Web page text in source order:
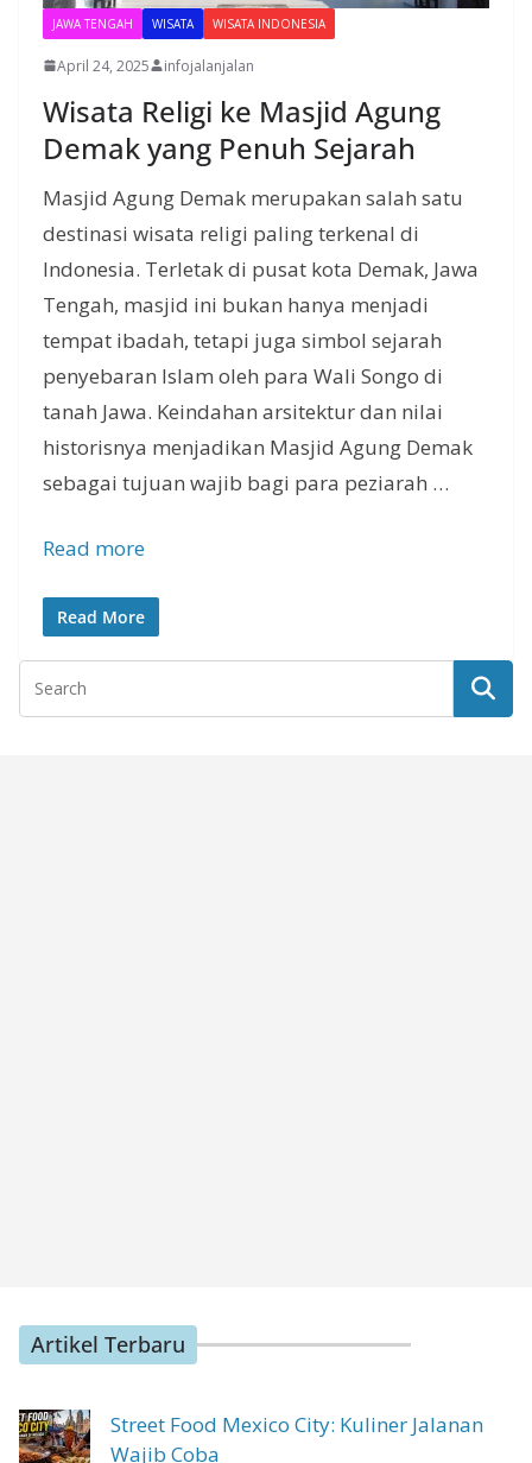
JAWA TENGAH WISATA WISATA INDONESIA
April 24, 2025 infojalanjalan
Wisata Religi ke Masjid Agung
Demak yang Penuh Sejarah
Masjid Agung Demak merupakan salah satu
destinasi wisata religi paling terkenal di
Indonesia. Terletak di pusat kota Demak, Jawa
Tengah, masjid ini bukan hanya menjadi
tempat ibadah, tetapi juga simbol sejarah
penyebaran Islam oleh para Wali Songo di
tanah Jawa. Keindahan arsitektur dan nilai
historisnya menjadikan Masjid Agung Demak
sebagai tujuan wajib bagi para peziarah …
Read more
Read More
Artikel Terbaru
Street Food Mexico City: Kuliner Jalanan
Wajib Coba